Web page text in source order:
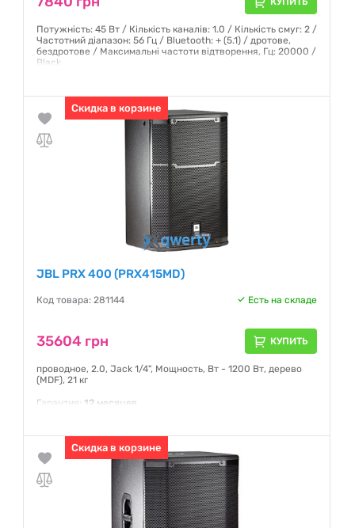
Потужність: 45 Вт / Кількість каналів: 1.0 / Кількість смуг: 2 /
Частотний діапазон: 56 Гц / Bluetooth: + (5.1) / дротове,
бездротове / Максимальні частоти відтворення, Гц: 20000 /
Black
Скидка в корзине
JBL PRX 400 (PRX415MD)
Код товара: 281144 Есть на складе
35604 грн КУПИТЬ
проводное, 2.0, Jack 1/4", Мощность, Вт - 1200 Вт, дерево
(MDF), 21 кг
Гарантия: 12 месяцев
Скидка в корзине